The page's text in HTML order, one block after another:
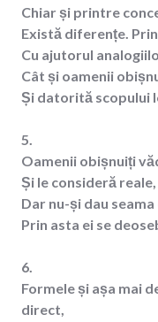
Chiar și printre
Există diferențe.
Cu ajutorul
Cât și oamenii
Și datorită scopului
5.
Oamenii obișnuiți
Și le consideră reale,
Dar nu-și dau
Prin asta ei se
6.
Formele și așa mai
direct,